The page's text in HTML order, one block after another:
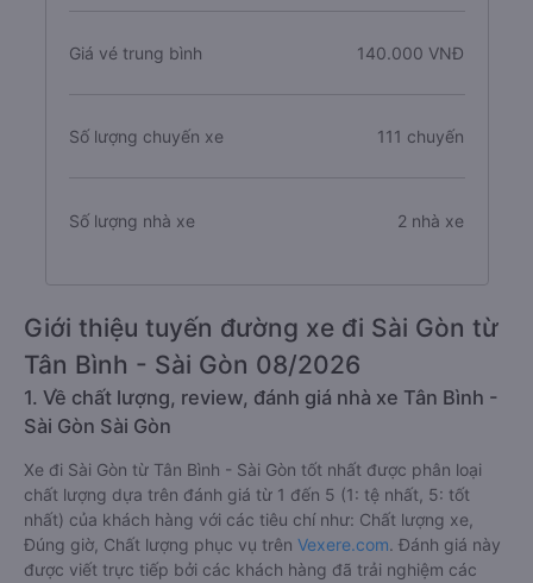
Giá vé trung bình 140.000 VNĐ
Số lượng chuyến xe 111 chuyến
Số lượng nhà xe 2 nhà xe
Giới thiệu tuyến đường xe đi Sài Gòn từ
Tân Bình - Sài Gòn 08/2026
1. Về chất lượng, review, đánh giá nhà xe Tân Bình -
Sài Gòn Sài Gòn
Xe đi Sài Gòn từ Tân Bình - Sài Gòn tốt nhất được phân loại
chất lượng dựa trên đánh giá từ 1 đến 5 (1: tệ nhất, 5: tốt
nhất) của khách hàng với các tiêu chí như: Chất lượng xe,
Đúng giờ, Chất lượng phục vụ trên Vexere.com. Đánh giá này
được viết trực tiếp bởi các khách hàng đã trải nghiệm các